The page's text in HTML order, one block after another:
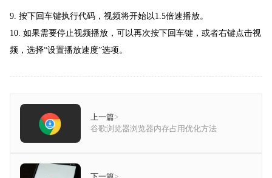
9. 按下回车键执行代码，视频将开始以1.5倍速播放。
10. 如果需要停止视频播放，可以再次按下回车键，或者右键点击视
频，选择“设置播放速度”选项。
上一篇>
谷歌浏览器浏览器内存占用优化方法